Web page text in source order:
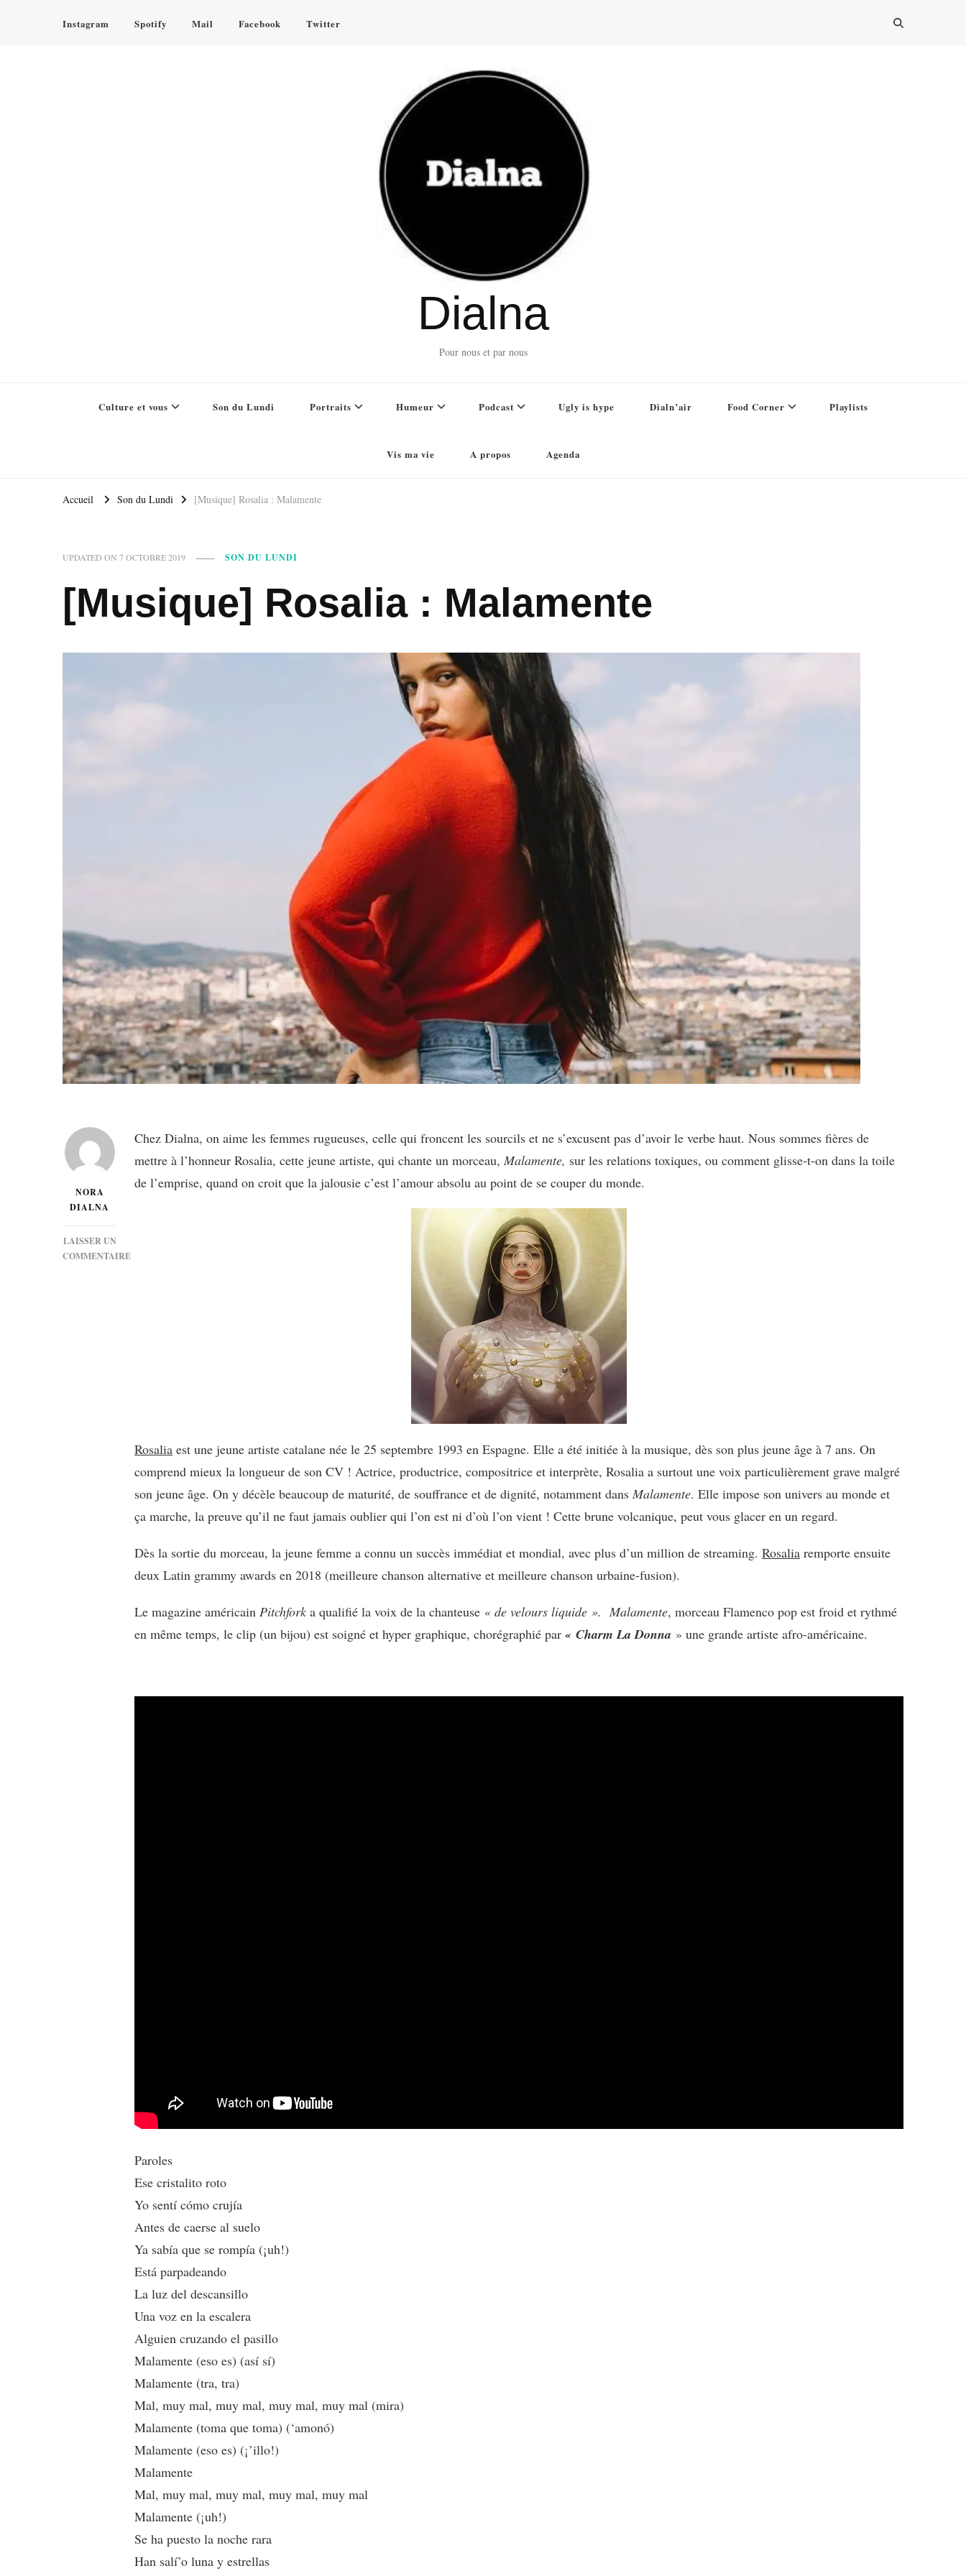
Instagram Spotify Mail Facebook Twitter
Dialna
Pour nous et par nous
Culture et vous Son du Lundi Portraits Humeur Podcast Ugly is hype Dialn’air Food Corner Playlists
Vis ma vie A propos Agenda
Accueil Son du Lundi [Musique] Rosalia : Malamente
UPDATED ON 7 OCTOBRE 2019 SON DU LUNDI
[Musique] Rosalia : Malamente
NORA
DIALNA
LAISSER UN
COMMENTAIRE
Chez Dialna, on aime les femmes rugueuses, celle qui froncent les sourcils et ne s’excusent pas d’avoir le verbe haut. Nous sommes fières de
mettre à l’honneur Rosalia, cette jeune artiste, qui chante un morceau, Malamente, sur les relations toxiques, ou comment glisse-t-on dans la toile
de l’emprise, quand on croit que la jalousie c’est l’amour absolu au point de se couper du monde.
Rosalia est une jeune artiste catalane née le 25 septembre 1993 en Espagne. Elle a été initiée à la musique, dès son plus jeune âge à 7 ans. On
comprend mieux la longueur de son CV ! Actrice, productrice, compositrice et interprète, Rosalia a surtout une voix particulièrement grave malgré
son jeune âge. On y décèle beaucoup de maturité, de souffrance et de dignité, notamment dans Malamente. Elle impose son univers au monde et
ça marche, la preuve qu’il ne faut jamais oublier qui l’on est ni d’où l’on vient ! Cette brune volcanique, peut vous glacer en un regard.
Dès la sortie du morceau, la jeune femme a connu un succès immédiat et mondial, avec plus d’un million de streaming. Rosalia remporte ensuite
deux Latin grammy awards en 2018 (meilleure chanson alternative et meilleure chanson urbaine-fusion).
Le magazine américain Pitchfork a qualifié la voix de la chanteuse « de velours liquide ». Malamente, morceau Flamenco pop est froid et rythmé
en même temps, le clip (un bijou) est soigné et hyper graphique, chorégraphié par « Charm La Donna » une grande artiste afro-américaine.
Paroles
Ese cristalito roto
Yo sentí cómo crujía
Antes de caerse al suelo
Ya sabía que se rompía (¡uh!)
Está parpadeando
La luz del descansillo
Una voz en la escalera
Alguien cruzando el pasillo
Malamente (eso es) (así sí)
Malamente (tra, tra)
Mal, muy mal, muy mal, muy mal, muy mal (mira)
Malamente (toma que toma) (‘amonó)
Malamente (eso es) (¡’illo!)
Malamente
Mal, muy mal, muy mal, muy mal, muy mal
Malamente (¡uh!)
Se ha puesto la noche rara
Han salí’o luna y estrellas